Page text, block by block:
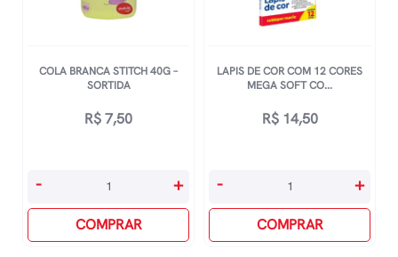
COLA BRANCA STITCH 40G –
SORTIDA
R$7,50
Cola
40g
- +
COMPRAR
LAPIS DE COR COM 12 CORES
MEGA SOFT CO...
R$14,50
Lapis
Com
- +
COMPRAR